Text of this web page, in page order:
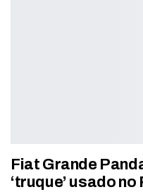
Fiat Grande
‘truque’ usado